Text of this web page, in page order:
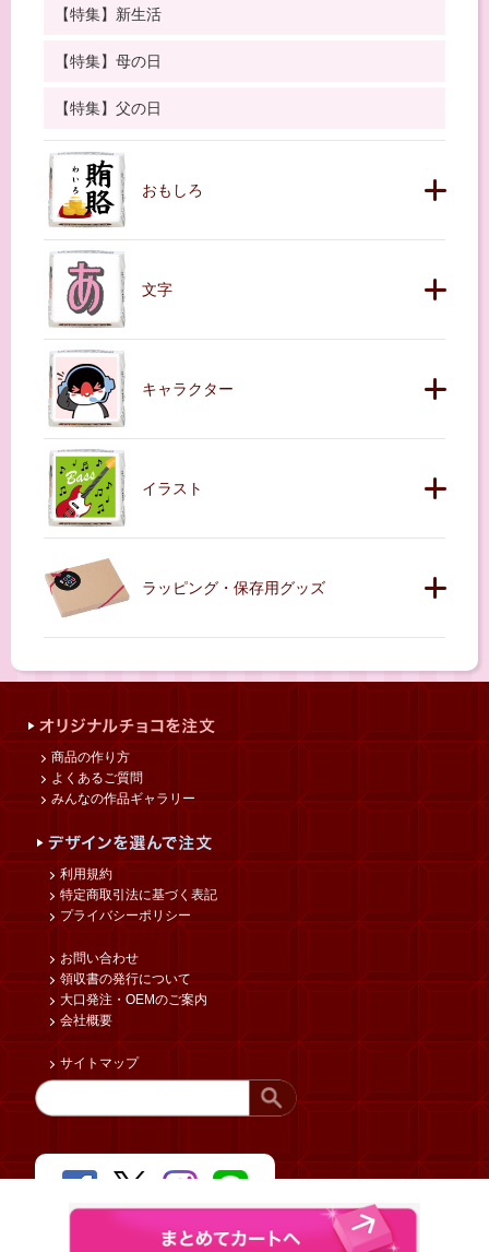
【特集】新生活
【特集】母の日
【特集】父の日
おもしろ
文字
キャラクター
イラスト
ラッピング・保存用グッズ
商品の作り方
よくあるご質問
みんなの作品ギャラリー
利用規約
特定商取引法に基づく表記
プライバシーポリシー
お問い合わせ
領収書の発行について
大口発注・OEMのご案内
会社概要
サイトマップ